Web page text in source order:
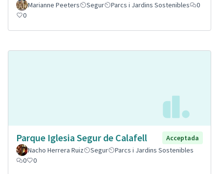
Marianne Peeters
Segur Parcs i Jardins Sostenibles
0
0
Parque Iglesia Segur de Calafell
Acceptada
Nacho Herrera Ruiz
Segur
Parcs i Jardins Sostenibles
0
0